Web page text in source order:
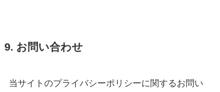
9. お問い合わせ
当サイトのプライバシーポリシーに関するお問い